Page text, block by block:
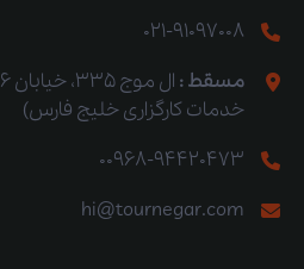
021-91097008
مسقط :
خدمات کارگزاری خلیج فارس)
00968-94420473
hi@tournegar.com